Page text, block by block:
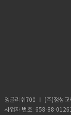
잉글리쉬700 ㅣ (주)정성교
사업자 번호: 658-88-